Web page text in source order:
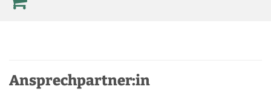
Ansprechpartner:in